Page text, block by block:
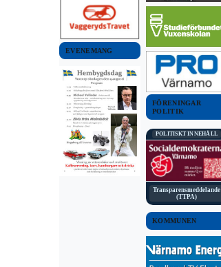
EVENEMANG
FÖRENINGAR
POLITIK
POLITISKT INNEHÅLL
Transparensmeddelande
(TTPA)
KOMMUNEN